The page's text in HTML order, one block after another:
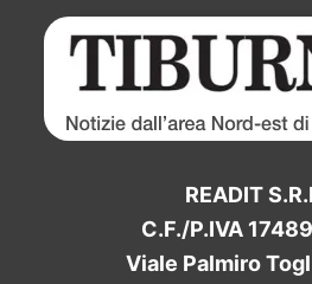
READIT
C.F./P.IVA
Viale Palmiro